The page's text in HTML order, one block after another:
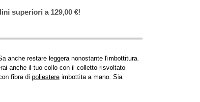
superiori a 129,00 €!
anche restare leggera nonostante l'imbottitura.
anche il tuo collo con il colletto risvoltato
fibra di poliestere imbottita a mano. Sia